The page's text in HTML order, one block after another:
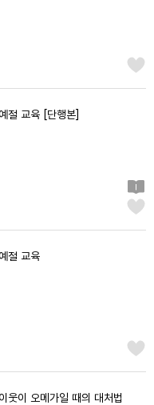
절 교육 [단행본]
절 교육
웃이 오메가일 때의 대처법